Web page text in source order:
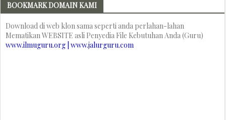
BOOKMARK DOMAIN KAMI
Download di web klon sama seperti anda perlahan-lahan
Mematikan WEBSITE asli Penyedia File Kebutuhan Anda (Guru)
www.ilmuguru.org | www.jalurguru.com